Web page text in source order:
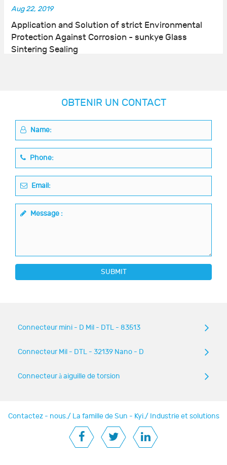
Aug 22, 2019
Application and Solution of strict Environmental
Protection Against Corrosion - sunkye Glass
Sintering Sealing
OBTENIR UN CONTACT
Name:
Phone:
Email:
Message :
SUBMIT
Connecteur mini - D Mil - DTL - 83513
Connecteur Mil - DTL - 32139 Nano - D
Connecteur à aiguille de torsion
Contactez - nous./ La famille de Sun - Kyi./ Industrie et solutions